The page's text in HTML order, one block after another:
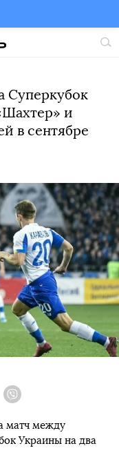
Суперкубок
и
в сентябре
матч между
Украины на два